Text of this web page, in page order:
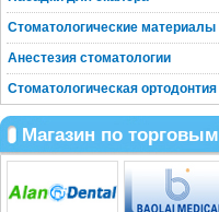
Стоматологические материалы
Анестезия стоматологии
Стоматологическая ортодонтия
Магазин по торговым